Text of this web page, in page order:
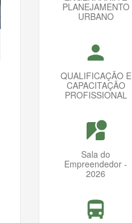
PLANEJAMENTO
URBANO
person
QUALIFICAÇÃO E
CAPACITAÇÃO
PROFISSIONAL
streetview
Sala do
Empreendedor -
2026
directions_bus